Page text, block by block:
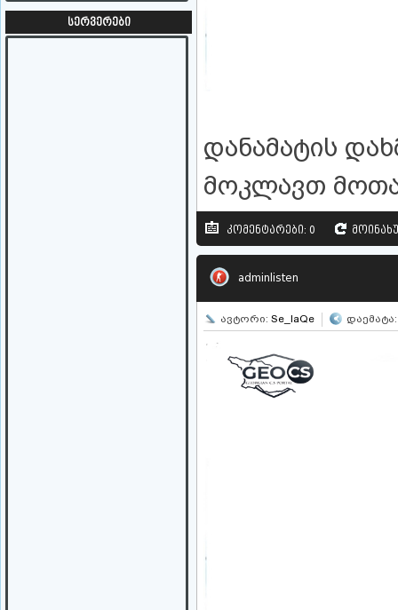
სერვერები
დანამატის
მოკლავთ
კომენტარები: 0
adminlisten
ავტორი: Se_IaQe დაემატა: